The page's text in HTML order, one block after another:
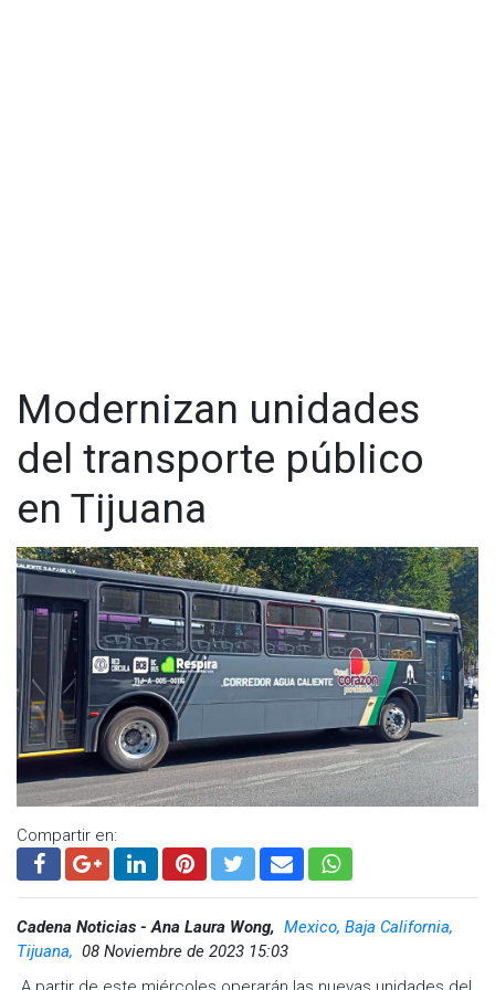
Modernizan unidades
del transporte público
en Tijuana
Compartir en:
Cadena Noticias - Ana Laura Wong, Mexico, Baja California,
Tijuana, 08 Noviembre de 2023 15:03